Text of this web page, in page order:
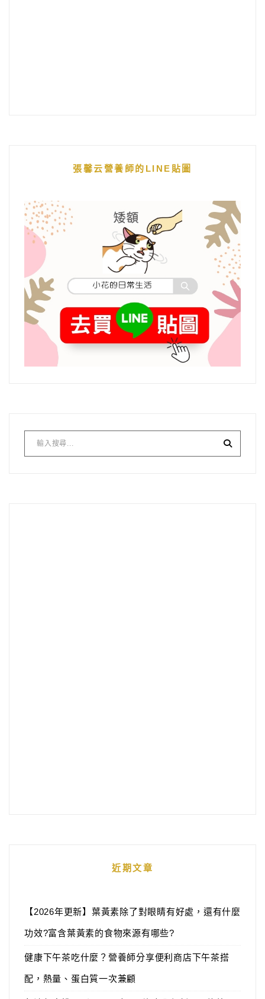
張馨云營養師的LINE貼圖
近期文章
【2026年更新】葉黃素除了對眼睛有好處，還有什麼
功效?富含葉黃素的食物來源有哪些?
健康下午茶吃什麼？營養師分享便利商店下午茶搭
配，熱量、蛋白質一次兼顧